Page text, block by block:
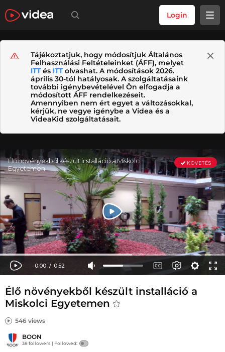
Login
Tájékoztatjuk, hogy módosítjuk Általános
Felhasználási Feltételeinket (ÁFF), melyet
ITTés ITTolvashat. A módosítások 2026.
április 30-tól hatályosak. A szolgáltatásaink
további igénybevételével Ön elfogadja a
módosított ÁFF rendelkezéseit.
Amennyiben nem ért egyet a változásokkal,
kérjük, ne vegye igénybe a Videa és a
VideaKid szolgáltatásait.
Élő növényekből készült installáció a
Miskolci Egyetemen
546 views
BOON
38 followers | Followed: